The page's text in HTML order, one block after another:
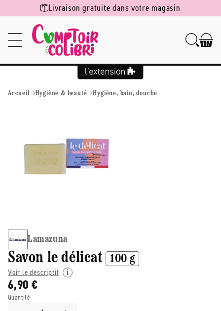
Ignorer et
passer au Livraison gratuite dans votre magasin
Accueil Hygiène & beauté Hygiène, bain, douche
Lamazuna
Savon le délicat 100 g
Voir le descriptif
6,90 €
Quantité